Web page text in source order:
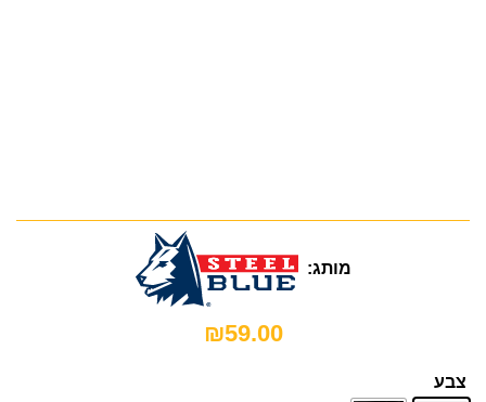
מותג:
₪59.00
צבע